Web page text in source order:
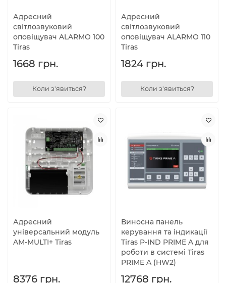
Адресний
світлозвуковий
оповіщувач ALARMO 100
Tiras
1668 грн.
Коли з'явиться?
Адресний
світлозвуковий
оповіщувач ALARMO 110
Tiras
1824 грн.
Коли з'явиться?
Адресний
універсальний модуль
AM-MULTI+ Tiras
8376 грн.
Виносна панель
керування та індикації
Tiras P-IND PRIME A для
роботи в системі Tiras
PRIME A (HW2)
12768 грн.